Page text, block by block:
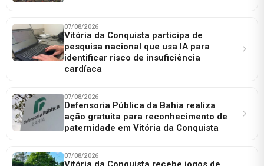
07/08/2026
Vitória da Conquista participa de
pesquisa nacional que usa IA para
identificar risco de insuficiência
cardíaca
07/08/2026
Defensoria Pública da Bahia realiza
ação gratuita para reconhecimento de
paternidade em Vitória da Conquista
07/08/2026